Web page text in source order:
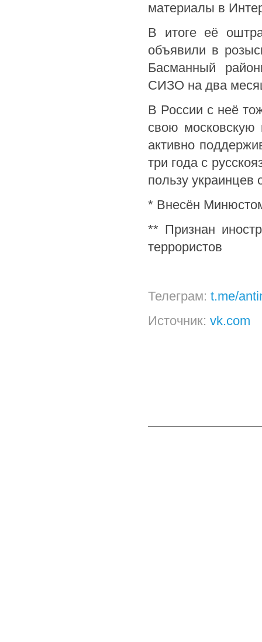
материалы в
В итоге её
объявили в
Басманный
СИЗО на два
В России с неё
свою московскую
активно
три года с
пользу украинцев
* Внесён
** Признан
террористов
Телеграм: t.me/
Источник: vk.com